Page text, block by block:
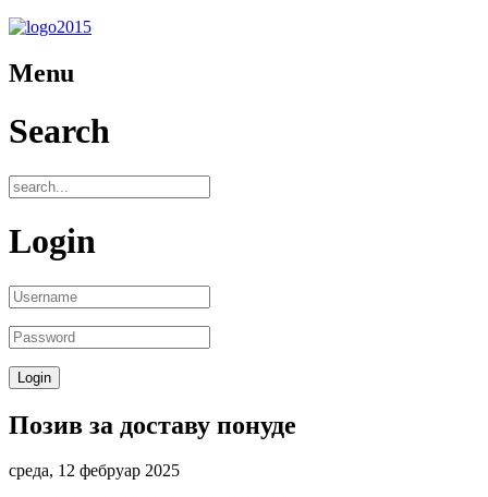
Menu
Search
Login
Позив за доставу понуде
среда, 12 фебруар 2025